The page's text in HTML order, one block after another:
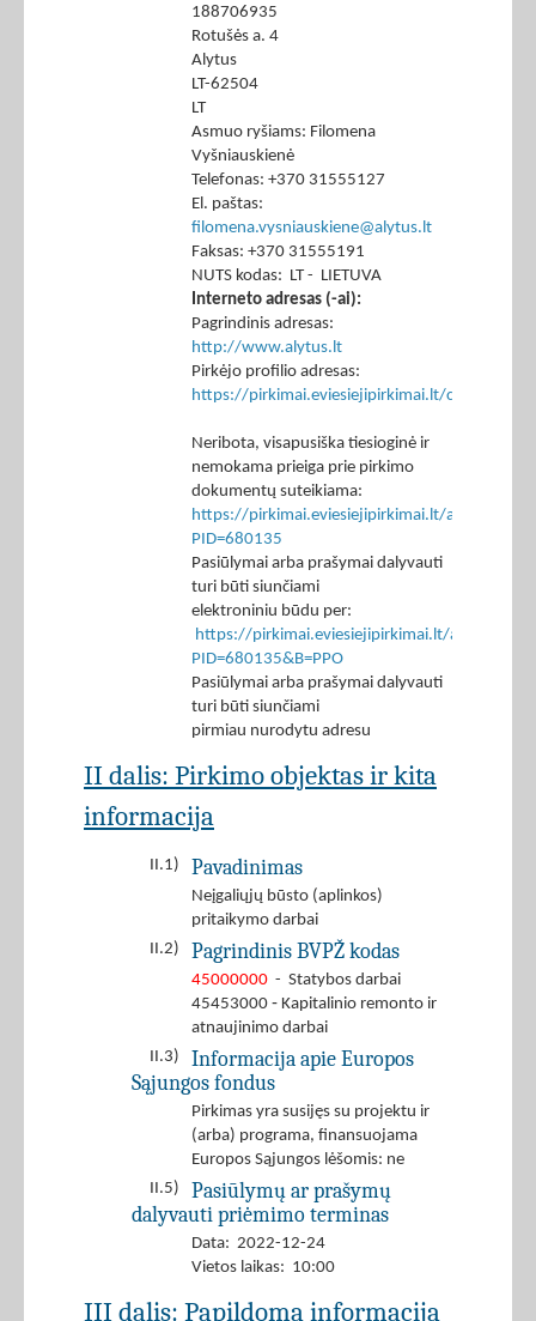
188706935
Rotušės a. 4
Alytus
LT-62504
LT
Asmuo ryšiams: Filomena
Vyšniauskienė
Telefonas: +370 31555127
El. paštas:
filomena.vysniauskiene@alytus.lt
Faksas: +370 31555191
NUTS kodas: LT - LIETUVA
Interneto adresas (-ai):
Pagrindinis adresas:
http://www.alytus.lt
Pirkėjo profilio adresas:
https://pirkimai.eviesiejipirkimai.lt/ctm/
Neribota, visapusiška tiesioginė ir
nemokama prieiga prie pirkimo
dokumentų suteikiama:
https://pirkimai.eviesiejipirkimai.lt/app/rfq/
PID=680135
Pasiūlymai arba prašymai dalyvauti
turi būti siunčiami
elektroniniu būdu per:
https://pirkimai.eviesiejipirkimai.lt/app/rfq/
PID=680135&B=PPO
Pasiūlymai arba prašymai dalyvauti
turi būti siunčiami
pirmiau nurodytu adresu
II dalis: Pirkimo objektas ir kita
informacija
II.1) Pavadinimas
Neįgaliųjų būsto (aplinkos)
pritaikymo darbai
II.2)
Pagrindinis BVPŽ kodas
45000000 - Statybos darbai
45453000 ‐ Kapitalinio remonto ir
atnaujinimo darbai
II.3)
Informacija apie Europos
Sąjungos fondus
Pirkimas yra susijęs su projektu ir
(arba) programa, finansuojama
Europos Sąjungos lėšomis: ne
II.5)
Pasiūlymų ar prašymų
dalyvauti priėmimo terminas
Data: 2022-12-24
Vietos laikas: 10:00
III dalis: Papildoma informacija